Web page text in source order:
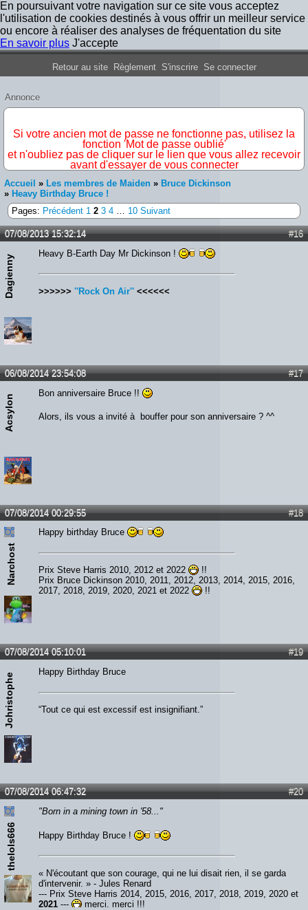
En poursuivant votre navigation sur ce site vous acceptez
l'utilisation de cookies destinés à vous offrir un meilleur service
ou encore à réaliser des analyses de fréquentation du site
En savoir plus J'accepte
Forum Iron Maiden France
Retour au site Règlement S'inscrire Se connecter
Annonce
Si votre ancien mot de passe ne fonctionne pas, utilisez la
fonction 'Mot de passe oublié'
et n'oubliez pas de cliquer sur le lien que vous allez recevoir
avant d'essayer de vous connecter
Accueil » Les membres de Maiden » Bruce Dickinson
» Heavy Birthday Bruce !
Pages: Précédent 1 2 3 4 … 10 Suivant
#16
07/08/2013 15:32:14
Dagienny
Heavy B-Earth Day Mr Dickinson !
>>>>>> ''Rock On Air'' <<<<<<
#17
06/08/2014 23:54:08
Acsylon
Bon anniversaire Bruce !!
Alors, ils vous a invité à bouffer pour son anniversaire ? ^^
#18
07/08/2014 00:29:55
Narchost
Happy birthday Bruce
Prix Steve Harris 2010, 2012 et 2022
!!
Prix Bruce Dickinson 2010, 2011, 2012, 2013, 2014, 2015, 2016,
2017, 2018, 2019, 2020, 2021 et 2022
!!
#19
07/08/2014 05:10:01
Jchristophe
Happy Birthday Bruce
“Tout ce qui est excessif est insignifiant.”
#20
07/08/2014 06:47:32
thelols666
"Born in a mining town in '58..."
Happy Birthday Bruce !
« N'écoutant que son courage, qui ne lui disait rien, il se garda
d'intervenir. » - Jules Renard
--- Prix Steve Harris 2014, 2015, 2016, 2017, 2018, 2019, 2020 et
2021 --- merci, merci !!!